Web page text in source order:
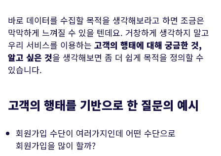
바로 데이터를 수집할 목적을 생각해보라고 하면 조금은
막막하게 느껴질 수 있을 텐데요. 거창하게 생각하지 말고
우리 서비스를 이용하는 고객의 행태에 대해 궁금한 것,
알고 싶은 것을 생각해보면 좀 더 쉽게 목적을 정의할 수
있습니다.
고객의 행태를 기반으로 한 질문의 예시
회원가입 수단이 여러가지인데 어떤 수단으로
회원가입을 많이 할까?